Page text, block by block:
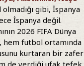
gibi, İspanya
İspanya değil.
2026 FIFA Dünya
hem futbol ortamında
kurtaran bir zafer
de verdiği ufak tefek